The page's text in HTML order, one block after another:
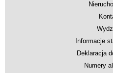
Informacje
Deklaracja
Numery